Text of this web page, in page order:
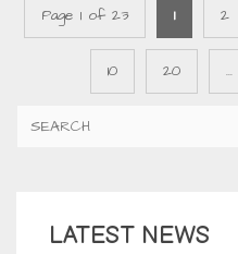
Page 1 of 23 1 2
10 20 ...
LATEST NEWS